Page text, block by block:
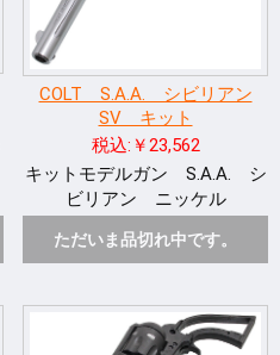
COLT S.A.A. シビリアン
SV キット
税込:￥23,562
キットモデルガン S.A.A. シ
ビリアン ニッケル
ただいま品切れ中です。